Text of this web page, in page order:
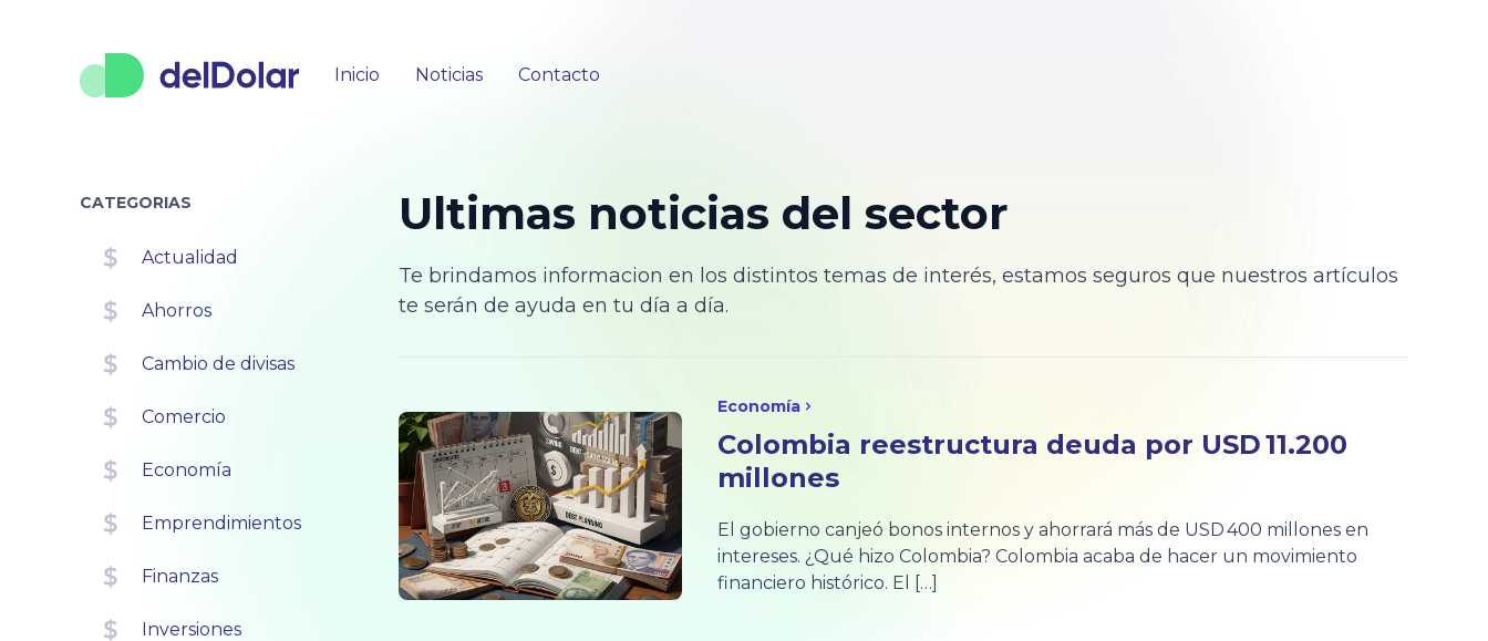
Inicio Noticias Contacto
Ultimas noticias del sector
Te brindamos informacion en los distintos temas de interés, estamos seguros que nuestros artículos
te serán de ayuda en tu día a día.
Economía
Colombia reestructura deuda por USD 11.200
millones
El gobierno canjeó bonos internos y ahorrará más de USD 400 millones en
intereses. ¿Qué hizo Colombia? Colombia acaba de hacer un movimiento
financiero histórico. El […]
CATEGORIAS
Actualidad
Ahorros
Cambio de divisas
Comercio
Economía
Emprendimientos
Finanzas
Inversiones